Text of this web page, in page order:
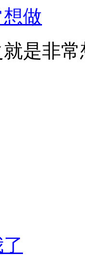
做
是非常